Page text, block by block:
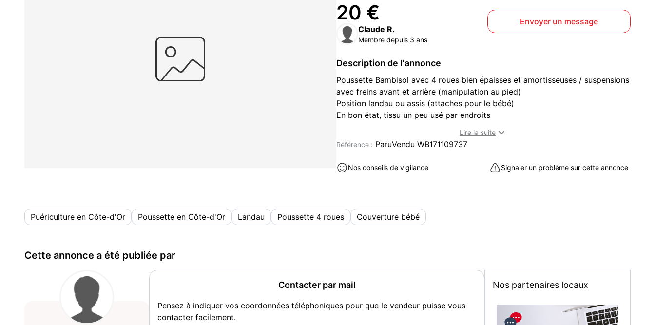
20 €
Claude R.
Membre depuis 3 ans
Envoyer un message
Description de l'annonce
Poussette Bambisol avec 4 roues bien épaisses et amortisseuses / suspensions
avec freins avant et arrière (manipulation au pied)
Position landau ou assis (attaches pour le bébé)
En bon état, tissu un peu usé par endroits
rabat à l'arrière, couverture, ombrelle
Tout est amovible par emboîtement ou scratch
À prendre sur place, pas d'envoi
Puériculture occasion à vendre à Montbard (21500)
Lire la suite 
Référence : ParuVendu WB171109737
Nos conseils de vigilance Signaler un problème sur cette annonce
Puériculture en Côte-d'Or Poussette en Côte-d'Or Landau Poussette 4 roues Couverture bébé
Cette annonce a été publiée par
Contacter par mail
Pensez à indiquer vos coordonnées téléphoniques pour que le vendeur puisse vous
contacter facilement.
Nos partenaires locaux